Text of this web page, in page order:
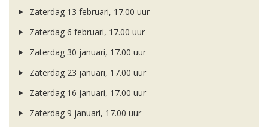
Zaterdag 13 februari, 17.00 uur
Zaterdag 6 februari, 17.00 uur
Zaterdag 30 januari, 17.00 uur
Zaterdag 23 januari, 17.00 uur
Zaterdag 16 januari, 17.00 uur
Zaterdag 9 januari, 17.00 uur